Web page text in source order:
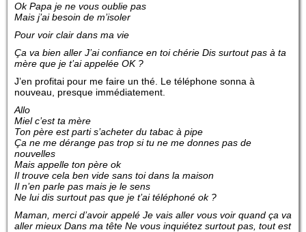
Ok Papa je ne vous oublie pas
Mais j’ai besoin de m’isoler
Pour voir clair dans ma vie
Ça va bien aller J’ai confiance en toi chérie Dis surtout pas à ta
mère que je t’ai appelée OK ?
J’en profitai pour me faire un thé. Le téléphone sonna à
nouveau, presque immédiatement.
Allo
Miel c’est ta mère
Ton père est parti s’acheter du tabac à pipe
Ça ne me dérange pas trop si tu ne me donnes pas de
nouvelles
Mais appelle ton père ok
Il trouve cela ben vide sans toi dans la maison
Il n’en parle pas mais je le sens
Ne lui dis surtout pas que je t’ai téléphoné ok ?
Maman, merci d’avoir appelé Je vais aller vous voir quand ça va
aller mieux Dans ma tête Ne vous inquiétez surtout pas, tout est